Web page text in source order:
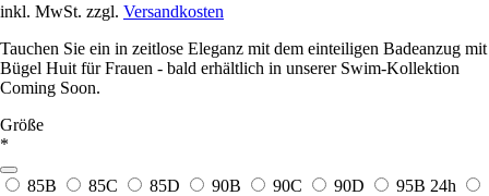
inkl. MwSt. zzgl. Versandkosten
Tauchen Sie ein in zeitlose Eleganz mit dem einteiligen Badeanzug mit
Bügel Huit für Frauen - bald erhältlich in unserer Swim-Kollektion
Coming Soon.
Größe
*
85B 85C 85D 90B 90C 90D 95B 24h